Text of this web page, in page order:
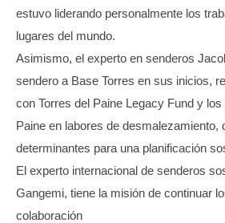
estuvo liderando personalmente los
lugares del mundo.
Asimismo, el experto en senderos
sendero a Base Torres en sus inicios,
con Torres del Paine Legacy Fund y
Paine en labores de
determinantes para una planificación
El experto internacional de senderos
Gangemi, tiene la misión de continuar
colaboración